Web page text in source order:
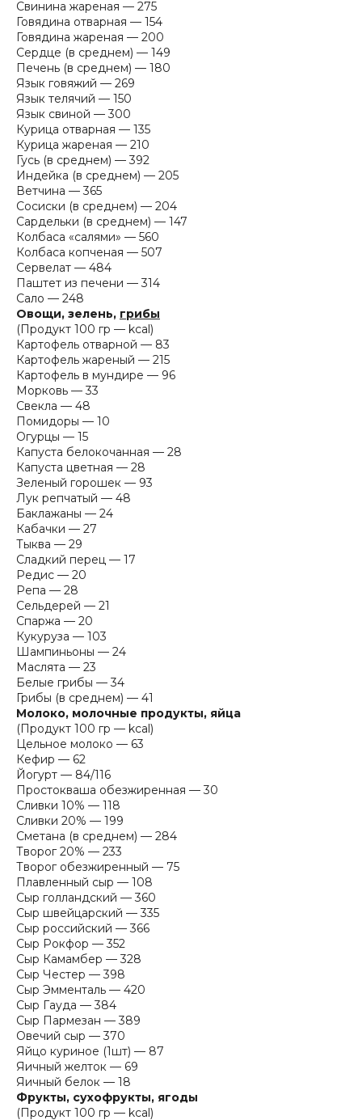
Свинина жареная — 275
Говядина отварная — 154
Говядина жареная — 200
Сердце (в среднем) — 149
Печень (в среднем) — 180
Язык говяжий — 269
Язык телячий — 150
Язык свиной — 300
Курица отварная — 135
Курица жареная — 210
Гусь (в среднем) — 392
Индейка (в среднем) — 205
Ветчина — 365
Сосиски (в среднем) — 204
Сардельки (в среднем) — 147
Колбаса «салями» — 560
Колбаса копченая — 507
Сервелат — 484
Паштет из печени — 314
Сало — 248
Овощи, зелень, грибы
(Продукт 100 гр — kcal)
Картофель отварной — 83
Картофель жареный — 215
Картофель в мундире — 96
Морковь — 33
Свекла — 48
Помидоры — 10
Огурцы — 15
Капуста белокочанная — 28
Капуста цветная — 28
Зеленый горошек — 93
Лук репчатый — 48
Баклажаны — 24
Кабачки — 27
Тыква — 29
Сладкий перец — 17
Редис — 20
Репа — 28
Сельдерей — 21
Спаржа — 20
Кукуруза — 103
Шампиньоны — 24
Маслята — 23
Белые грибы — 34
Грибы (в среднем) — 41
Молоко, молочные продукты, яйца
(Продукт 100 гр — kcal)
Цельное молоко — 63
Кефир — 62
Йогурт — 84/116
Простокваша обезжиренная — 30
Сливки 10% — 118
Сливки 20% — 199
Сметана (в среднем) — 284
Творог 20% — 233
Творог обезжиренный — 75
Плавленный сыр — 108
Сыр голландский — 360
Сыр швейцарский — 335
Сыр российский — 366
Сыр Рокфор — 352
Сыр Камамбер — 328
Сыр Честер — 398
Сыр Эмменталь — 420
Сыр Гауда — 384
Сыр Пармезан — 389
Овечий сыр — 370
Яйцо куриное (1шт) — 87
Яичный желток — 69
Яичный белок — 18
Фрукты, сухофрукты, ягоды
(Продукт 100 гр — kcal)